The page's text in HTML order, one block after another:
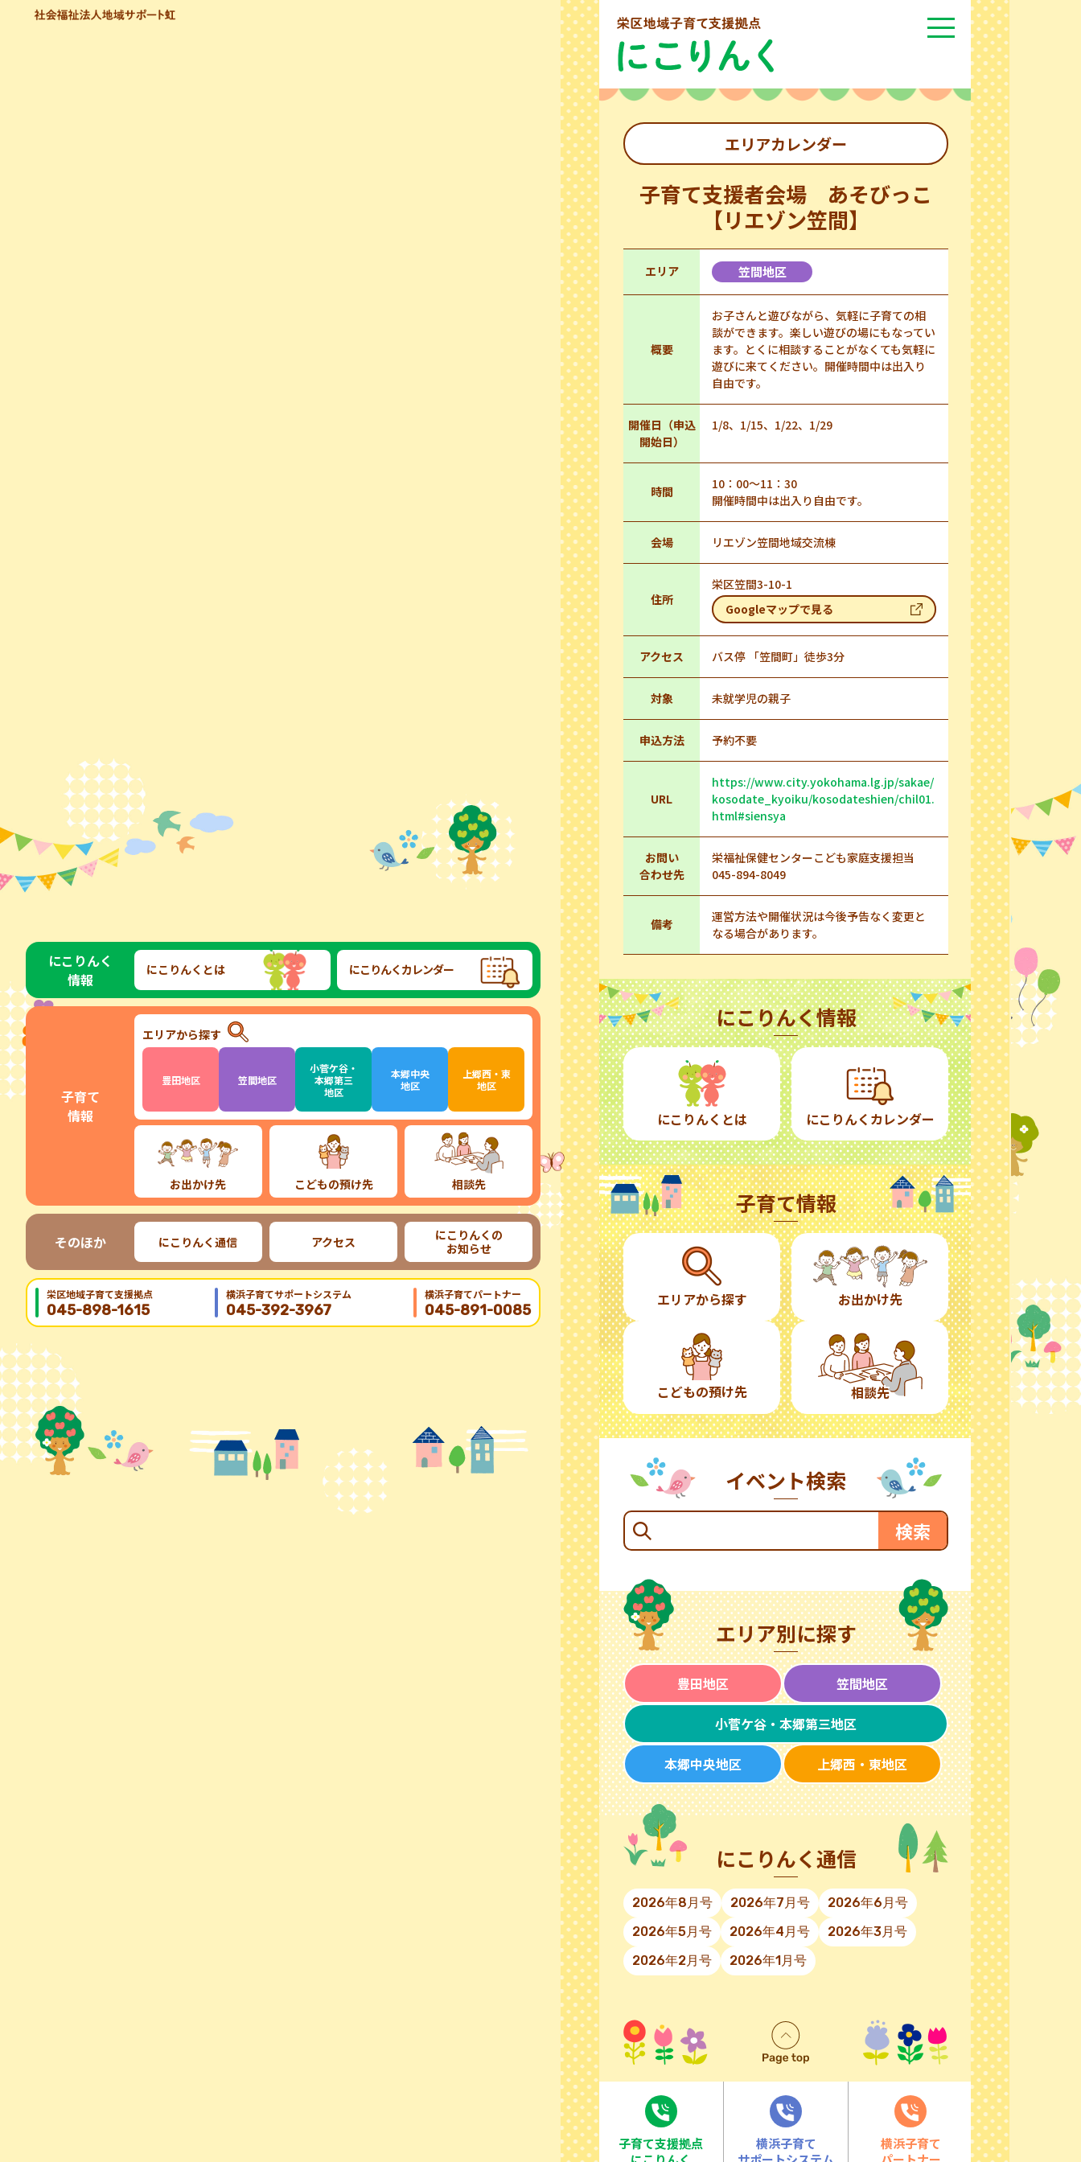
にこりんく
情報
にこりんくとは にこりんくカレンダー
子育て
情報
エリアから探す
豊田地区 笠間地区
小菅ケ谷・
本郷第三
地区
本郷中央
地区
上郷西・東
地区
お出かけ先 こどもの預け先 相談先
そのほか にこりんく通信 アクセス
にこりんくの
お知らせ
栄区地域⼦育て⽀援拠点
045-898-1615
横浜子育てサポートシステム
045-392-3967
横浜子育てパートナー
045-891-0085
エリアカレンダー
子育て支援者会場 あそびっこ
【リエゾン笠間】
エリア 笠間地区
概要
お子さんと遊びながら、気軽に子育ての相
談ができます。楽しい遊びの場にもなってい
ます。とくに相談することがなくても気軽に
遊びに来てください。開催時間中は出入り
自由です。
開催日（申込
開始日）
1/8、1/15、1/22、1/29
時間
10：00～11：30
開催時間中は出入り自由です。
会場 リエゾン笠間地域交流棟
住所
栄区笠間3-10-1
Googleマップで見る
アクセス バス停 「笠間町」徒歩3分
対象 未就学児の親子
申込方法 予約不要
URL
https://www.city.yokohama.lg.jp/sakae/
kosodate_kyoiku/kosodateshien/chil01.
html#siensya
お問い
合わせ先
栄福祉保健センターこども家庭支援担当
045-894-8049
備考
運営方法や開催状況は今後予告なく変更と
なる場合があります。
にこりんく情報
にこりんくとは にこりんくカレンダー
子育て情報
エリアから探す お出かけ先
こどもの預け先 相談先
イベント検索
エリア別に探す
豊田地区 笠間地区
小菅ケ谷・本郷第三地区
本郷中央地区 上郷西・東地区
にこりんく通信
2026年8月号 2026年7月号
2026年6月号
2026年5月号
2026年4月号
2026年3月号
2026年2月号
2026年1月号
⼦育て⽀援拠点
横浜子育て
横浜子育て